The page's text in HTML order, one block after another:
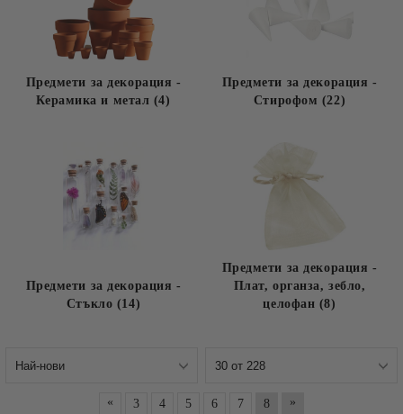
Предмети за декорация -
Керамика и метал (4)
Предмети за декорация -
Стирофом (22)
Предмети за декорация -
Стъкло (14)
Предмети за декорация -
Плат, органза, зебло,
целофан (8)
« 3 4 5 6 7 8 »